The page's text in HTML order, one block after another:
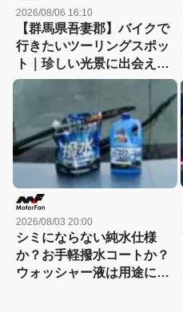
2026/08/06 16:10
【群馬県吾妻郡】バイクで
行きたいツーリングスポッ
ト｜珍しい光景に出会える
「チャツボミゴケ公園」
2026/08/03 20:00
シミにならない純水仕様
か？お手軽撥水コートか？
ウォッシャー液は用途に合